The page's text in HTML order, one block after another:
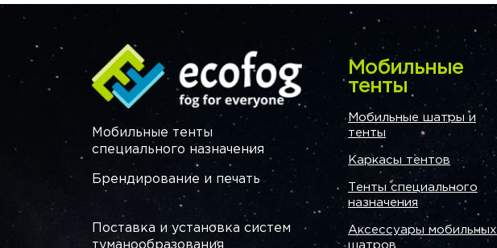
Мобильные тенты
специального назначения
Брендирование и печать
Поставка и установка систем
туманообразования
Мобильные
тенты
Мобильные шатры и
тенты
Каркасы тентов
Тенты специального
назначения
Аксессуары мобильных
шатров